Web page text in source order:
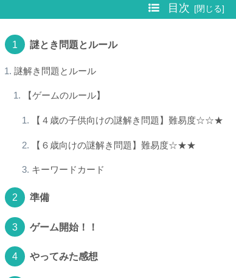
目次
謎とき問題とルール
謎解き問題とルール
【ゲームのルール】
【４歳の子供向けの謎解き問題】難易度☆☆★
【６歳向けの謎解き問題】難易度☆★★
キーワードカード
準備
ゲーム開始！！
やってみた感想